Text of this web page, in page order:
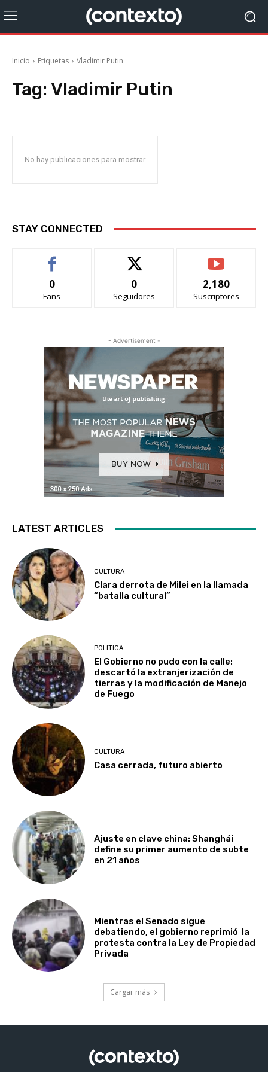
Inicio Etiquetas Vladimir Putin
Tag: Vladimir Putin
No hay publicaciones para mostrar
STAY CONNECTED
0
Fans
0
Seguidores
2,180
Suscriptores
- Advertisement -
LATEST ARTICLES
CULTURA
Clara derrota de Milei en la llamada
“batalla cultural”
POLITICA
El Gobierno no pudo con la calle:
descartó la extranjerización de
tierras y la modificación de Manejo
de Fuego
CULTURA
Casa cerrada, futuro abierto
Ajuste en clave china: Shanghái
define su primer aumento de subte
en 21 años
Mientras el Senado sigue
debatiendo, el gobierno reprimió la
protesta contra la Ley de Propiedad
Privada
Cargar más